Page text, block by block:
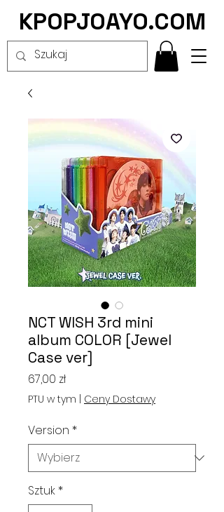
KPOPJOAYO.COM
NCT WISH 3rd mini
album COLOR [Jewel
Case ver]
67,00 złCena
PTU w tym Ceny Dostawy
Version *
Sztuk *